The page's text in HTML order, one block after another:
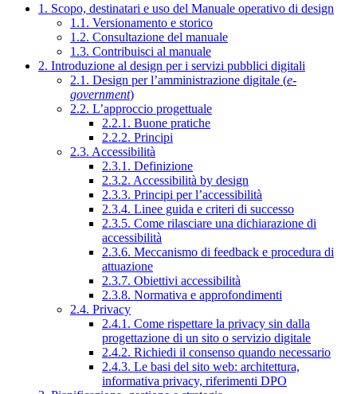
1. Scopo, destinatari e uso del Manuale operativo di design
1.1. Versionamento e storico
1.2. Consultazione del manuale
1.3. Contribuisci al manuale
2. Introduzione al design per i servizi pubblici digitali
2.1. Design per l’amministrazione digitale (e-
government)
2.2. L’approccio progettuale
2.2.1. Buone pratiche
2.2.2. Principi
2.3. Accessibilità
2.3.1. Definizione
2.3.2. Accessibilità by design
2.3.3. Principi per l’accessibilità
2.3.4. Linee guida e criteri di successo
2.3.5. Come rilasciare una dichiarazione di
accessibilità
2.3.6. Meccanismo di feedback e procedura di
attuazione
2.3.7. Obiettivi accessibilità
2.3.8. Normativa e approfondimenti
2.4. Privacy
2.4.1. Come rispettare la privacy sin dalla
progettazione di un sito o servizio digitale
2.4.2. Richiedi il consenso quando necessario
2.4.3. Le basi del sito web: architettura,
informativa privacy, riferimenti DPO